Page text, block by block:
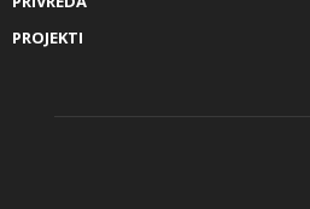
PROJEKTI